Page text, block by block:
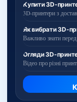
Купити 3D-
3D-принтери з
Як вибрати 3D-
Важливо знати
Огляди 3D-
Відео про різні